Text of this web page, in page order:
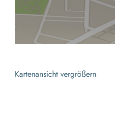
Kartenansicht vergrößern